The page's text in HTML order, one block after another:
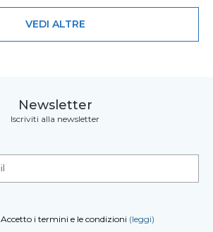
VEDI ALTRE
Newsletter
Iscriviti alla newsletter
Accetto i termini e le condizioni (leggi)